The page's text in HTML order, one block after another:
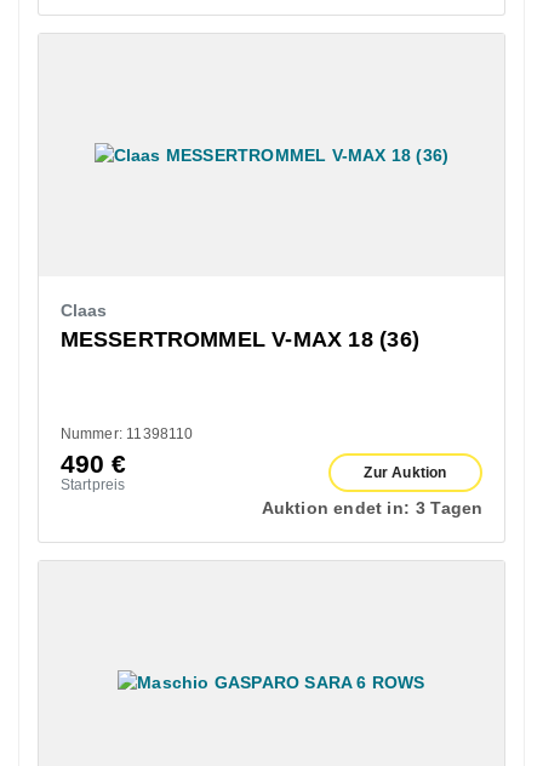
Claas
MESSERTROMMEL V-MAX 18 (36)
Nummer: 11398110
490€
Startpreis
Zur Auktion
Auktion endet in: 3 Tagen